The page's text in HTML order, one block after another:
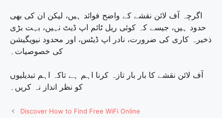
اگرچہ آف لائن نقشے کے واضح فوائد ہیں، لیکن ان کی بھی
حدود ہیں، جیسے کہ کوئی ریل ٹائم اپ ڈیٹ نہیں، بہت بڑی
ذخیرہ کاری کی ضرورت، نادر اپ ڈیٹس، اور محدود نیویگیشن
کی خصوصیات۔
آف لائن نقشے کا بار بار تازہ کرنا اہم ہے تاکہ اہم تبدیلیوں
کو نظر انداز نہ کریں۔
Discover How to Find Free WiFi Online